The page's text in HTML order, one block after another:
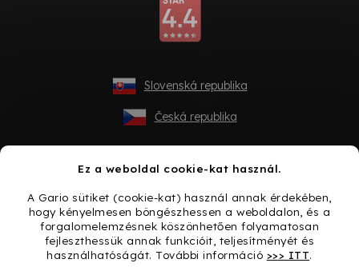
Ez a weboldal cookie-kat használ.
A Gario sütiket (cookie-kat) használ annak érdekében,
hogy kényelmesen böngészhessen a weboldalon, és a
forgalomelemzésnek köszönhetően folyamatosan
fejleszthessük annak funkcióit, teljesítményét és
használhatóságát. További információ >>> ITT.
Slovenská republika
Česká republika